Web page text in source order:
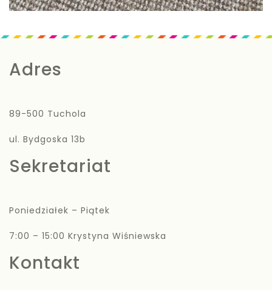
Adres
89-500 Tuchola
ul. Bydgoska 13b
Sekretariat
Poniedziałek – Piątek
7:00 – 15:00 Krystyna Wiśniewska
Kontakt